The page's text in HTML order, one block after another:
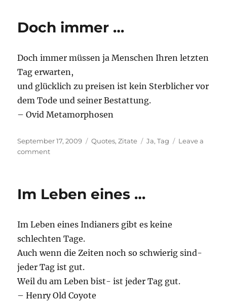
Doch immer …
Doch immer müssen ja Menschen Ihren letzten
Tag erwarten,
und glücklich zu preisen ist kein Sterblicher vor
dem Tode und seiner Bestattung.
– Ovid Metamorphosen
Posted
on
September 17, 2009 Categories
Quotes,Zitate Tags
Ja,Tag
Leave a
commenton
Im Leben eines …
Im Leben eines Indianers gibt es keine
schlechten Tage.
Auch wenn die Zeiten noch so schwierig sind-
jeder Tag ist gut.
Weil du am Leben bist- ist jeder Tag gut.
– Henry Old Coyote